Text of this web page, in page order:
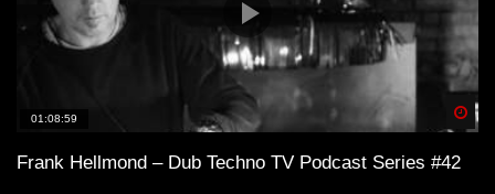
01:08:59
Frank Hellmond – Dub Techno TV Podcast Series #42